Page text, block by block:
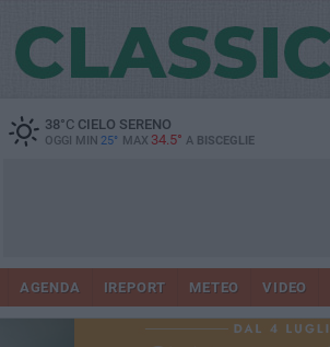
38°CCIELO SERENO
OGGI MIN 25° MAX 34.5° A BISCEGLIE
AGENDA IREPORT METEO VIDEO